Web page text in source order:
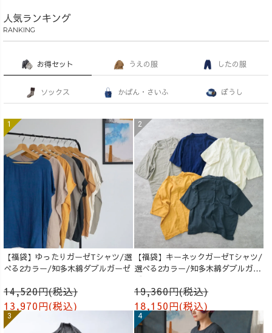
人気ランキング
RANKING
お得セット うえの服 したの服
ソックス かばん・さいふ ぼうし
【福袋】ゆったりガーゼTシャツ/選
べる2カラー/知多木綿ダブルガーゼ
14,520円(税込)
13,970円(税込)
【福袋】キーネックガーゼTシャツ/
選べる2カラー/知多木綿ダブルガー
ゼ
19,360円(税込)
18,150円(税込)